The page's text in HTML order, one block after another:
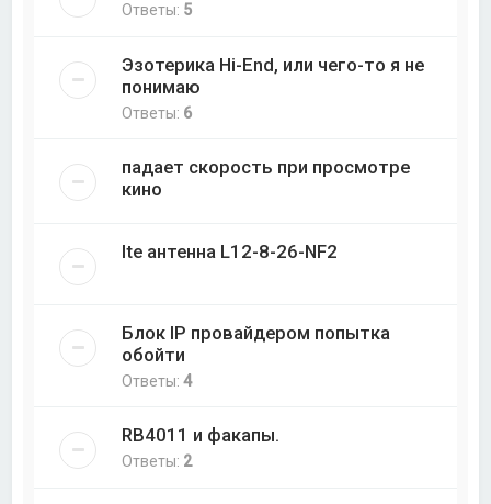
Ответы: 5
Эзотерика Hi-End, или чего-то я не
понимаю
Ответы: 6
падает скорость при просмотре
кино
lte антенна L12-8-26-NF2
Блок IP провайдером попытка
обойти
Ответы:4
RB4011 и факапы.
Ответы: 2